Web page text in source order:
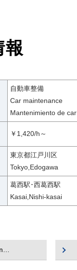
報
自動車整備
Car maintenance
Mantenimiento de
￥1,420/h～
東京都江戸川区
Tokyo,Edogawa
葛西駅･西葛西駅
Kasai,Nishi-kasai